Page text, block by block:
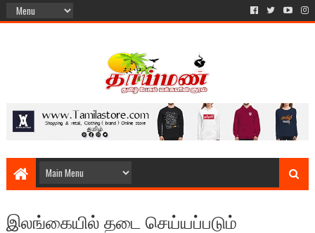
இலங்கையில் தடை செய்யப்படும்